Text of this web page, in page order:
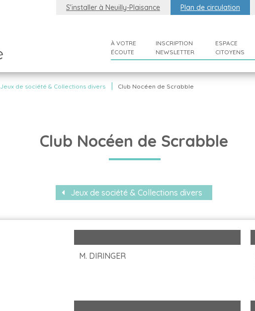
S'installer à Neuilly-Plaisance Plan de circulation
À VOTRE
ÉCOUTE
INSCRIPTION
NEWSLETTER
ESPACE
CITOYENS
Jeux de société & Collections divers Club Nocéen de Scrabble
Club Nocéen de Scrabble
Jeux de société & Collections divers
M. DIRINGER